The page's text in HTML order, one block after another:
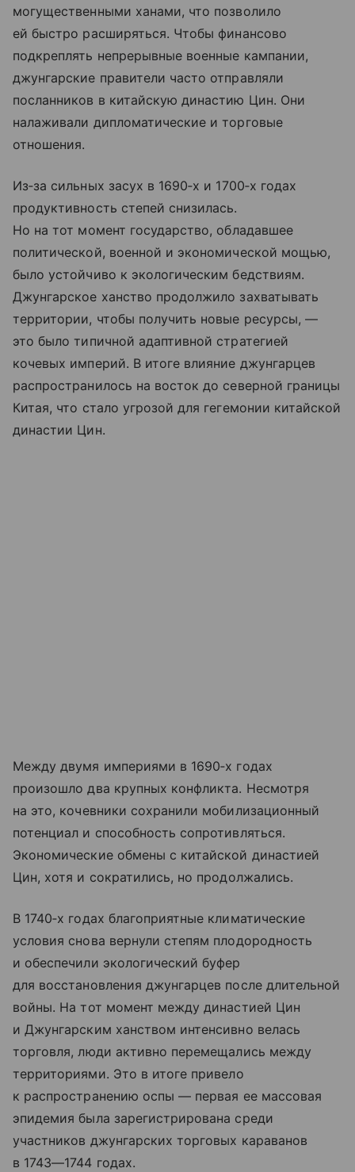
могущественными ханами, что позволило
ей быстро расширяться. Чтобы финансово
подкреплять непрерывные военные кампании,
джунгарские правители часто отправляли
посланников в китайскую династию Цин. Они
налаживали дипломатические и торговые
отношения.
Из‑за сильных засух в 1690‑х и 1700‑х годах
продуктивность степей снизилась.
Но на тот момент государство, обладавшее
политической, военной и экономической мощью,
было устойчиво к экологическим бедствиям.
Джунгарское ханство продолжило захватывать
территории, чтобы получить новые ресурсы, —
это было типичной адаптивной стратегией
кочевых империй. В итоге влияние джунгарцев
распространилось на восток до северной границы
Китая, что стало угрозой для гегемонии китайской
династии Цин.
Между двумя империями в 1690‑х годах
произошло два крупных конфликта. Несмотря
на это, кочевники сохранили мобилизационный
потенциал и способность сопротивляться.
Экономические обмены с китайской династией
Цин, хотя и сократились, но продолжались.
В 1740‑х годах благоприятные климатические
условия снова вернули степям плодородность
и обеспечили экологический буфер
для восстановления джунгарцев после длительной
войны. На тот момент между династией Цин
и Джунгарским ханством интенсивно велась
торговля, люди активно перемещались между
территориями. Это в итоге привело
к распространению оспы — первая ее массовая
эпидемия была зарегистрирована среди
участников джунгарских торговых караванов
в 1743—1744 годах.